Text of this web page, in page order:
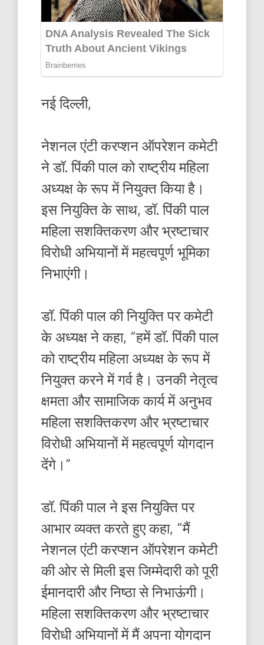
नई दिल्ली,
नेशनल एंटी करप्शन ऑपरेशन कमेटी
ने डॉ. पिंकी पाल को राष्ट्रीय महिला
अध्यक्ष के रूप में नियुक्त किया है।
इस नियुक्ति के साथ, डॉ. पिंकी पाल
महिला सशक्तिकरण और भ्रष्टाचार
विरोधी अभियानों में महत्वपूर्ण भूमिका
निभाएंगी।
डॉ. पिंकी पाल की नियुक्ति पर कमेटी
के अध्यक्ष ने कहा, “हमें डॉ. पिंकी पाल
को राष्ट्रीय महिला अध्यक्ष के रूप में
नियुक्त करने में गर्व है। उनकी नेतृत्व
क्षमता और सामाजिक कार्य में अनुभव
महिला सशक्तिकरण और भ्रष्टाचार
विरोधी अभियानों में महत्वपूर्ण योगदान
देंगे।”
डॉ. पिंकी पाल ने इस नियुक्ति पर
आभार व्यक्त करते हुए कहा, “मैं
नेशनल एंटी करप्शन ऑपरेशन कमेटी
की ओर से मिली इस जिम्मेदारी को पूरी
ईमानदारी और निष्ठा से निभाऊंगी।
महिला सशक्तिकरण और भ्रष्टाचार
विरोधी अभियानों में मैं अपना योगदान